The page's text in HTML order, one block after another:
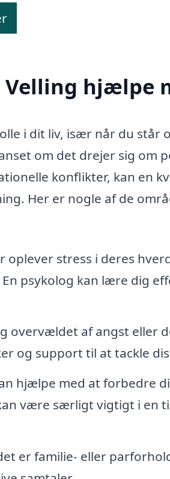
hjælpe
i dit liv, især når du står
om det drejer sig om
konflikter, kan en
Her er nogle af de
oplever stress i deres
psykolog kan lære dig
overvældet af angst eller
og support til at tackle
hjælpe med at forbedre
være særligt vigtigt i en
er familie- eller